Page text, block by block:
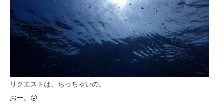
リクエストは、ちっちゃいの。
おー。😮